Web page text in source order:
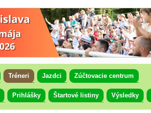
Tréneri Jazdci Zúčtovacie centrum
Prihlášky Štartové listiny Výsledky